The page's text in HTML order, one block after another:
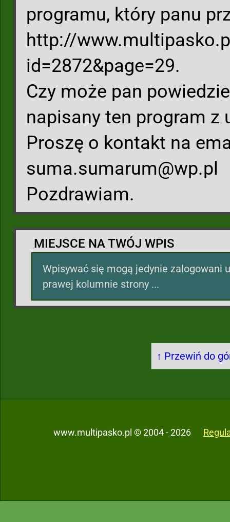
programu, który panu
http://
id=2872&page=29.
Czy może pan
napisany ten program z
Proszę o kontakt na
suma.sumarum@wp.pl
Pozdrawiam.
MIEJSCE NA TWÓJ WPIS
Wpisywać się mogą jedynie zalogowani
prawej kolumnie strony ...
↑ Przewiń do
www.multipasko.pl © 2004 - 2026